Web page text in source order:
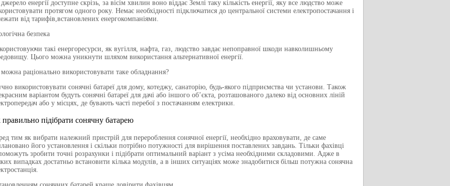
енергії доступне скрізь, за вісім хвилин воно віддає Землі таку кількість енергії, яку все людство може
протягом одного року. Немає необхідності підключатися до центральної системи електропостачання і
від тарифів встановлених енергокомпаніями.
безпека
такі енергоресурси, як вугілля, нафта, газ, людство завдає непоправної шкоди навколишньому
Цього можна уникнути шляхом використання альтернативної енергії.
можна раціонально використовувати таке обладнання?
використовувати сонячні батареї для дому, котеджу, санаторію, будь-якого підприємства чи установи. Також
варіантом будуть сонячні батареї для дачі або іншого об’єкта, розташованого далеко від основних ліній
або у місцях, де бувають часті перебої з постачанням електрики.
підібрати сонячну батарею
тим як вибрати належний пристрій для перероблення сонячної енергії, необхідно враховувати
де саме
його установлення і скільки потрібно потужності для вирішення поставлених завдань. Тільки фахівці
зробити точні розрахунки і підібрати оптимальний варіант з усіма необхідними складовими. Адже в
випадках достатньо встановити кілька модулів, а в інших ситуаціях може знадобитися більш потужна сонячна